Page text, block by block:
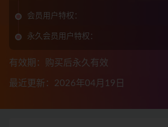
会员用户特权：
永久会员用户特权：
有效期：购买后永久有效
最近更新：2026年04月19日